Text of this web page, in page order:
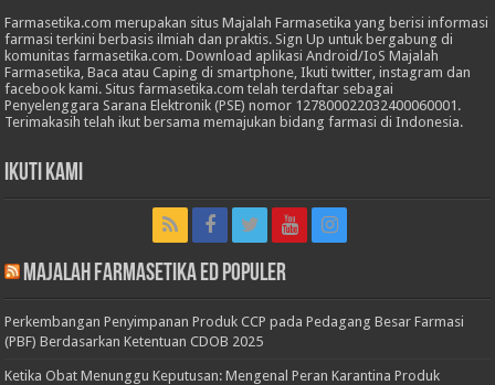
Farmasetika.com merupakan situs Majalah Farmasetika yang berisi informasi
farmasi terkini berbasis ilmiah dan praktis. Sign Up untuk bergabung di
komunitas farmasetika.com. Download aplikasi Android/IoS Majalah
Farmasetika, Baca atau Caping di smartphone, Ikuti twitter, instagram dan
facebook kami. Situs farmasetika.com telah terdaftar sebagai
Penyelenggara Sarana Elektronik (PSE) nomor 127800022032400060001.
Terimakasih telah ikut bersama memajukan bidang farmasi di Indonesia.
Ikuti Kami
Majalah Farmasetika Ed Populer
Perkembangan Penyimpanan Produk CCP pada Pedagang Besar Farmasi
(PBF) Berdasarkan Ketentuan CDOB 2025
Ketika Obat Menunggu Keputusan: Mengenal Peran Karantina Produk